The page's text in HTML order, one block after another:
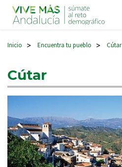
Navegación principal
Inicio > Encuentra tu pueblo > Cútar
Cútar